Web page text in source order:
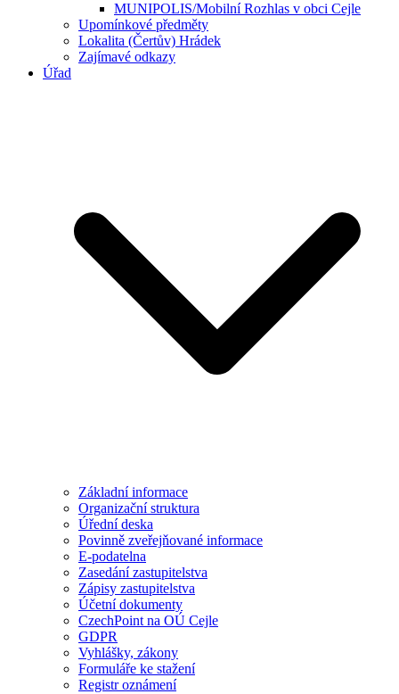
MUNIPOLIS/Mobilní Rozhlas v obci Cejle
Upomínkové předměty
Lokalita (Čertův) Hrádek
Zajímavé odkazy
Úřad
Základní informace
Organizační struktura
Úřední deska
Povinně zveřejňované informace
E-podatelna
Zasedání zastupitelstva
Zápisy zastupitelstva
Účetní dokumenty
CzechPoint na OÚ Cejle
GDPR
Vyhlášky, zákony
Formuláře ke stažení
Registr oznámení